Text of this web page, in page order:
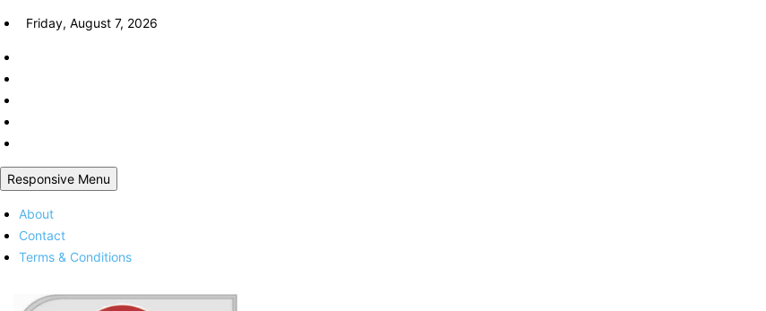
Skip
content
Friday, August 7, 2026
Responsive Menu
About
Contact
Terms & Conditions